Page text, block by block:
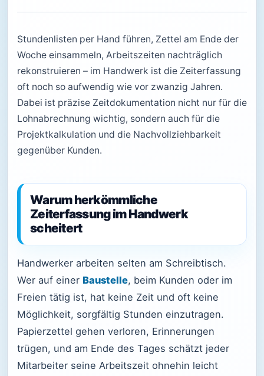
Stundenlisten per Hand führen, Zettel am Ende der
Woche einsammeln, Arbeitszeiten nachträglich
rekonstruieren – im Handwerk ist die Zeiterfassung
oft noch so aufwendig wie vor zwanzig Jahren.
Dabei ist präzise Zeitdokumentation nicht nur für die
Lohnabrechnung wichtig, sondern auch für die
Projektkalkulation und die Nachvollziehbarkeit
gegenüber Kunden.
Warum herkömmliche
Zeiterfassung im Handwerk
scheitert
Handwerker arbeiten selten am Schreibtisch.
Wer auf einer Baustelle, beim Kunden oder im
Freien tätig ist, hat keine Zeit und oft keine
Möglichkeit, sorgfältig Stunden einzutragen.
Papierzettel gehen verloren, Erinnerungen
trügen, und am Ende des Tages schätzt jeder
Mitarbeiter seine Arbeitszeit ohnehin leicht